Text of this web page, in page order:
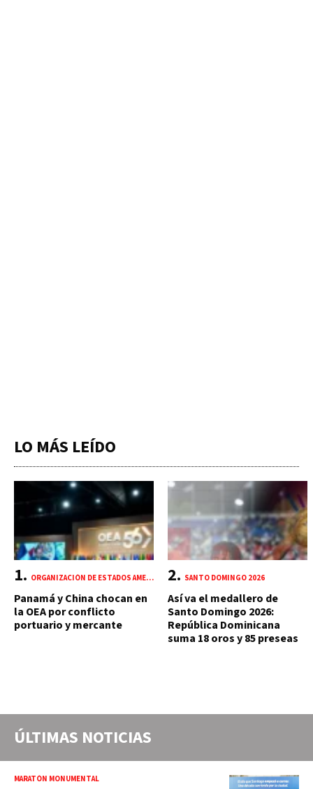
LO MÁS LEÍDO
ORGANIZACIÓN DE ESTADOS AMERICANOS (OEA)
Panamá y China chocan en
la OEA por conflicto
portuario y mercante
SANTO DOMINGO 2026
Así va el medallero de
Santo Domingo 2026:
República Dominicana
suma 18 oros y 85 preseas
ÚLTIMAS NOTICIAS
MARATÓN MONUMENTAL